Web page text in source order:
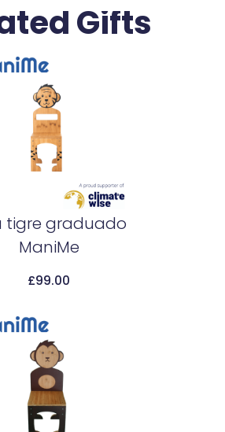
Gifts
tigre graduado
ManiMe
£99.00